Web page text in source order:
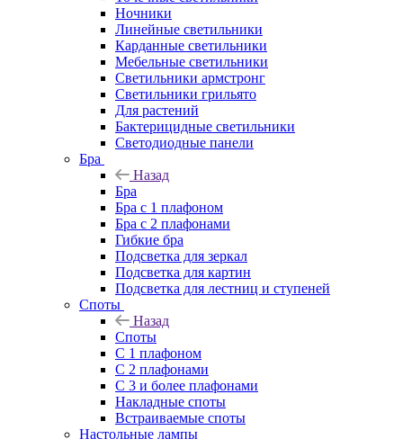
Ночники
Линейные светильники
Карданные светильники
Мебельные светильники
Светильники армстронг
Светильники грильято
Для растений
Бактерицидные светильники
Светодиодные панели
Бра
Назад
Бра
Бра с 1 плафоном
Бра с 2 плафонами
Гибкие бра
Подсветка для зеркал
Подсветка для картин
Подсветка для лестниц и ступеней
Споты
Назад
Споты
С 1 плафоном
С 2 плафонами
С 3 и более плафонами
Накладные споты
Встраиваемые споты
Настольные лампы